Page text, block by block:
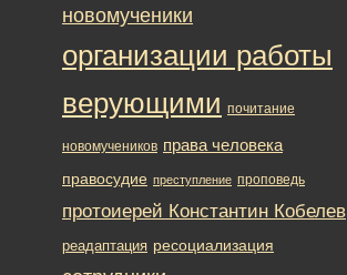
новомученики
организации работы
верующими почитание
новомучеников права человека
правосудие преступление проповедь
протоиерей Константин Кобелев
реадаптация ресоциализация